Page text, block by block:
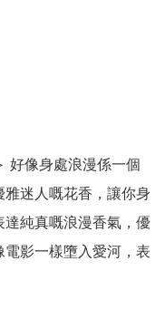
好像身處浪漫係一個
迷人嘅花香，讓你身
純真嘅浪漫香氣，優
影一樣墮入愛河，表